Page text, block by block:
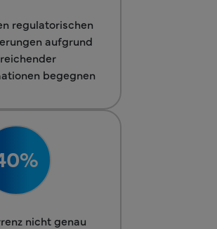
regulatorischen
aufgrund
begegnen
nicht genau